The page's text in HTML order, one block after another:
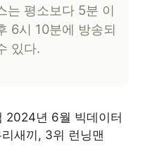
는 평소보다 5분 이
6시 10분에 방송되
있다.
2024년 6월 빅데이터
새끼, 3위 런닝맨